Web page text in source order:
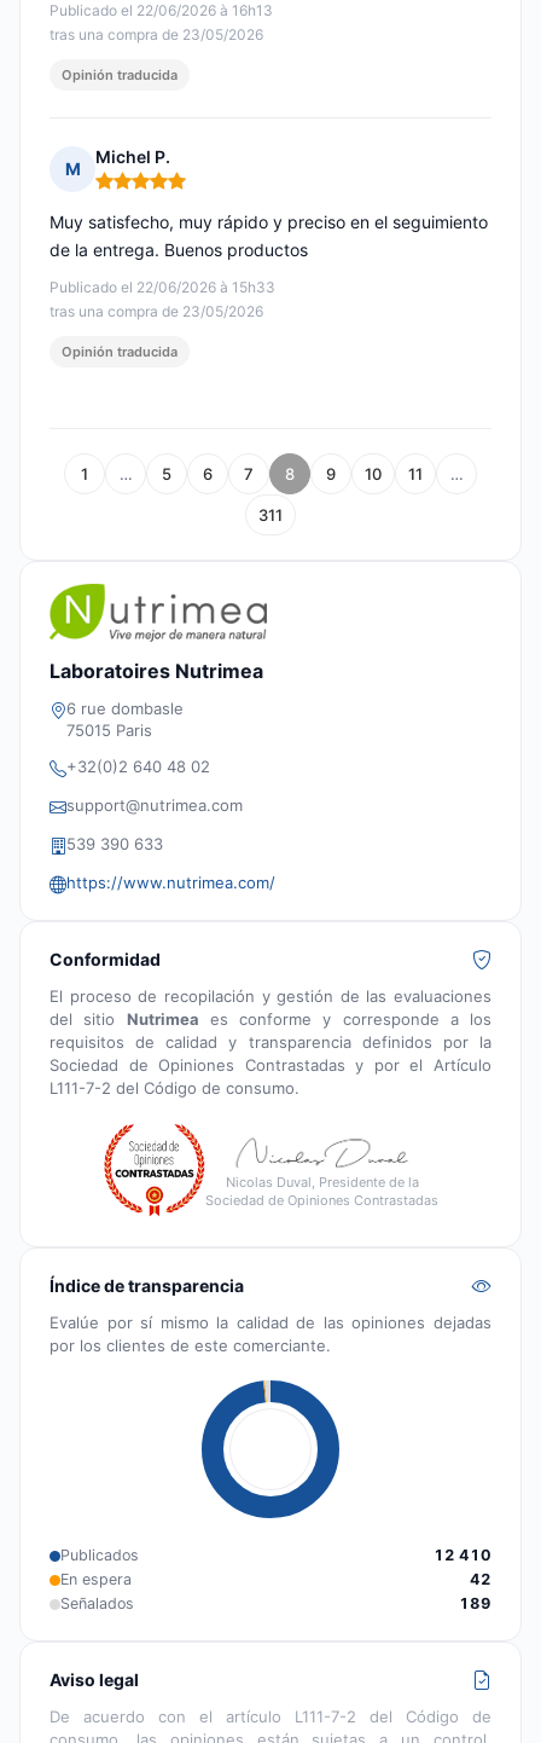
Publicado el 22/06/2026 à 16h13
tras una compra de 23/05/2026
Opinión traducida
M
Michel P.
Nota: 5 de 5
Publicado el 22/06/2026 à 15h33
tras una compra de 23/05/2026
Muy satisfecho, muy rápido y preciso en el seguimiento
de la entrega. Buenos productos
Opinión traducida
1 … 5 6 7 8 9 10 11 …
311
Laboratoires Nutrimea
6 rue dombasle
75015 Paris
+32(0)2 640 48 02
support@nutrimea.com
539 390 633
https://www.nutrimea.com/
Conformidad
El proceso de recopilación y gestión de las evaluaciones
del sitio Nutrimea es conforme y corresponde a los
requisitos de calidad y transparencia definidos por la
Sociedad de Opiniones Contrastadas y por el Artículo
L111-7-2 del Código de consumo.
Nicolas Duval, Presidente de la
Sociedad de Opiniones Contrastadas
Índice de transparencia
Evalúe por sí mismo la calidad de las opiniones dejadas
por los clientes de este comerciante.
Publicados
12 410
En espera
42
Señalados
189
Aviso legal
De acuerdo con el artículo L111-7-2 del Código de